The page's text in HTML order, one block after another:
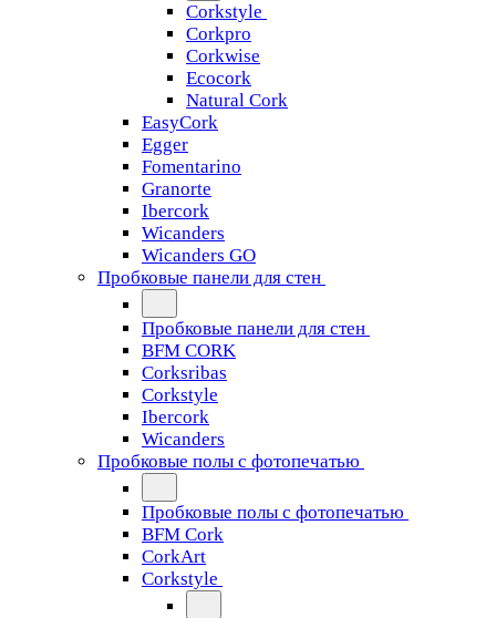
Corkstyle
Corkpro
Corkwise
Ecocork
Natural Cork
EasyCork
Egger
Fomentarino
Granorte
Ibercork
Wicanders
Wicanders GO
Пробковые панели для стен
Пробковые панели для стен
BFM CORK
Corksribas
Corkstyle
Ibercork
Wicanders
Пробковые полы с фотопечатью
Пробковые полы с фотопечатью
BFM Cork
CorkArt
Corkstyle